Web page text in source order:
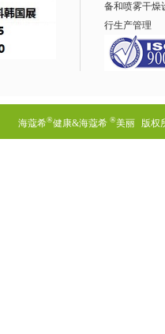
备和喷雾干燥
行生产管理
海蔻希®健康&海蔻希 ®美丽 版权